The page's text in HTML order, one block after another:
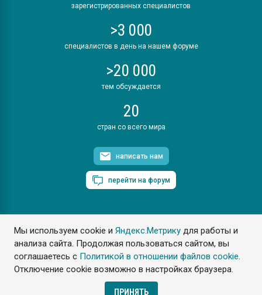
Мы используем cookie иЯндекс.Метрику для работы и
анализа сайта. Продолжая пользоваться сайтом, вы
соглашаетесь с Политикой в отношении файлов cookie.
Отключение cookie возможно в настройках браузера.
ПРИНЯТЬ
зарегистрированных специалистов
>3 000
специалистов в день на нашем форуме
>20 000
тем обсуждается
20
стран со всего мира
написать нам
перейти на форум
ПластЭксперт © 2006. Все права защищены
Разрешается копирование материалов сайта с обязательной
ссылкой на www.e-plastic.ru
Разработка сайта